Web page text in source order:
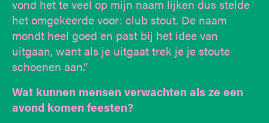
vond het te veel op mijn naam lijken dus stelde
het omgekeerde voor: club stout. De naam
mondt heel goed en past bij het idee van
uitgaan, want als je uitgaat trek je je stoute
schoenen aan.”
Wat kunnen mensen verwachten als ze een
avond komen feesten?